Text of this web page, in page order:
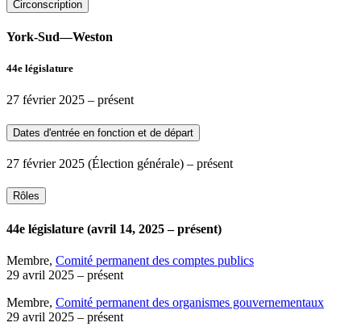
Circonscription
York-Sud—Weston
44e législature
27 février 2025 – présent
Dates d'entrée en fonction et de départ
27 février 2025 (Élection générale) – présent
Rôles
44e législature (avril 14, 2025 – présent)
Membre, Comité permanent des comptes publics
29 avril 2025 – présent
Membre, Comité permanent des organismes gouvernementaux
29 avril 2025 – présent